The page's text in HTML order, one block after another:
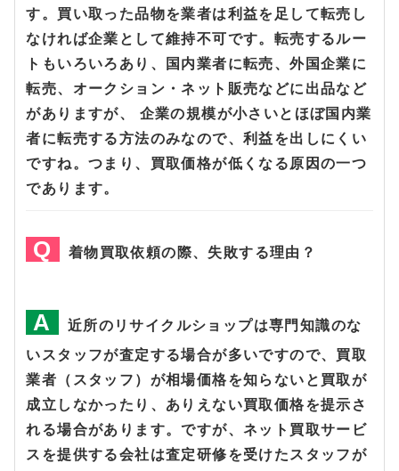
す。買い取った品物を業者は利益を足して転売し
なければ企業として維持不可です。転売するルー
トもいろいろあり、国内業者に転売、外国企業に
転売、オークション・ネット販売などに出品など
がありますが、 企業の規模が小さいとほぼ国内業
者に転売する方法のみなので、利益を出しにくい
ですね。つまり、買取価格が低くなる原因の一つ
であります。
着物買取依頼の際、失敗する理由？
近所のリサイクルショップは専門知識のな
いスタッフが査定する場合が多いですので、買取
業者（スタッフ）が相場価格を知らないと買取が
成立しなかったり、ありえない買取価格を提示さ
れる場合があります。ですが、ネット買取サービ
スを提供する会社は査定研修を受けたスタッフが